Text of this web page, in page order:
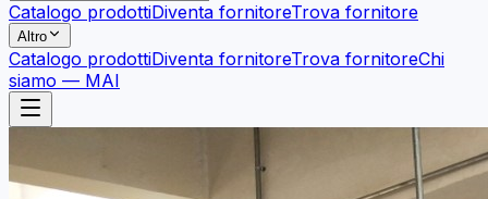
Catalogo prodottiDiventa fornitoreTrova fornitore
Altro
Catalogo prodottiDiventa fornitoreTrova fornitoreChi
siamo — MAI